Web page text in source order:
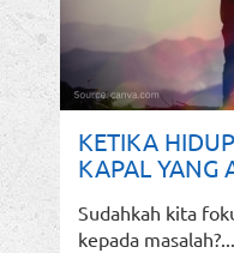
KETIKA
KAPAL YANG
Sudahkah kita
kepada masalah?...